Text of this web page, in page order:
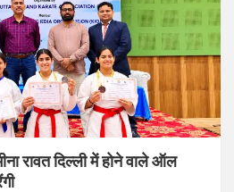
रावत दिल्ली में होने वाले ऑल